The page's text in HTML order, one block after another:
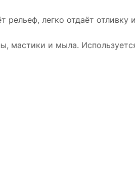
легко отдаёт отливку
мастики и мыла.